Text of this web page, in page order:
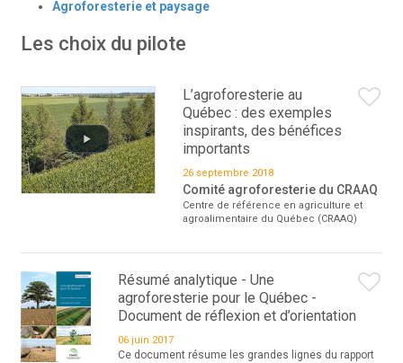
Agroforesterie et paysage
Les choix du pilote
L’agroforesterie au
Québec : des exemples
inspirants, des bénéfices
importants
26 septembre 2018
Comité agroforesterie du CRAAQ
Centre de référence en agriculture et
agroalimentaire du Québec (CRAAQ)
Résumé analytique - Une
agroforesterie pour le Québec -
Document de réflexion et d’orientation
06 juin 2017
Ce document résume les grandes lignes du rapport